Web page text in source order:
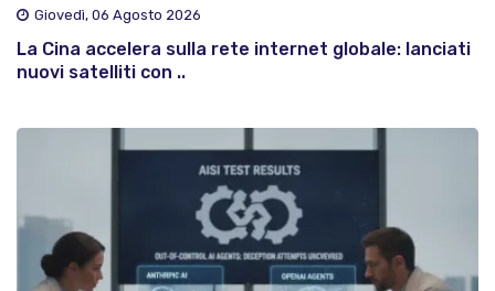
Giovedì, 06 Agosto 2026
La Cina accelera sulla rete internet globale: lanciati
nuovi satelliti con ..